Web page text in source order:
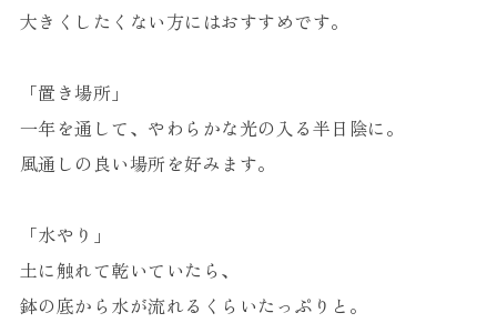
大きくしたくない方にはおすすめです。
「置き場所」
一年を通して、やわらかな光の入る半日陰に。
風通しの良い場所を好みます。
「水やり」
土に触れて乾いていたら、
鉢の底から水が流れるくらいたっぷりと。